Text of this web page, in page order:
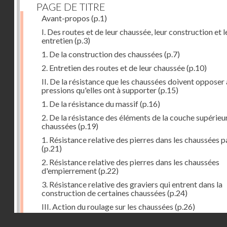
PAGE DE TITRE
Avant-propos (p.1)
I. Des routes et de leur chaussée, leur construction et
entretien(p.3)
1. De la construction des chaussées (p.7)
2. Entretien des routes et de leur chaussée(p.10)
II. De la résistance que les chaussées doivent opposer
pressions qu'elles ont à supporter(p.15)
1. De la résistance du massif(p.16)
2. De la résistance des éléments de la couche
chaussées (p.19)
1. Résistance relative des pierres dans les chaussées
(p.21)
2. Résistance relative des pierres dans les chaussées
d'empierrement(p.22)
3. Résistance relative des graviers qui entrent dans la
construction de certaines chaussées (p.24)
III. Action du roulage sur les chaussées (p.26)